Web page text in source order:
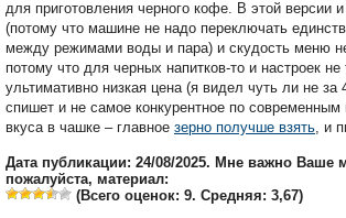
для приготовления черного кофе. В этой версии
(потому что машине не надо переключать
между режимами воды и пара) и скудость меню
потому что для черных напитков-то и настроек
ультимативно низкая цена (я видел чуть ли не за
спишет и не самое конкурентное по современным
вкуса в чашке – главное зерно получше взять , и
Дата публикации: 24/08/2025. Мне важно Ваше
пожалуйста, материал:
(Всего оценок: 9. Средняя: 3,67)